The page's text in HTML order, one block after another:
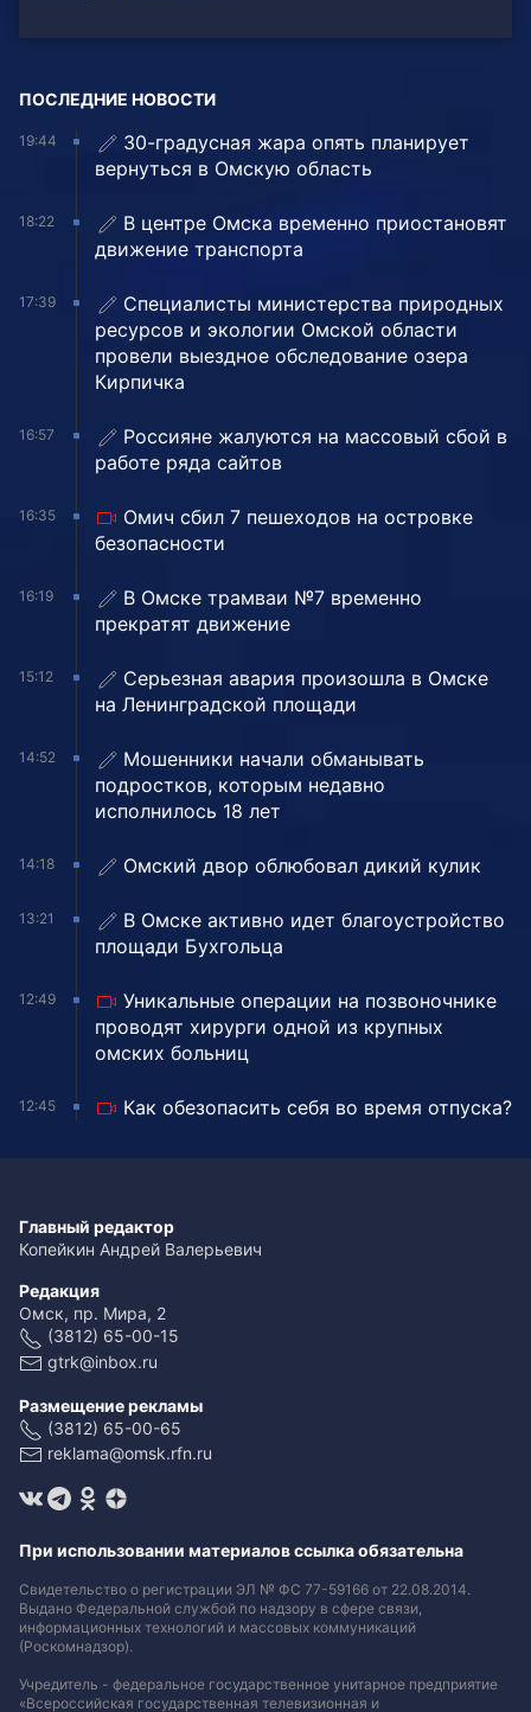
ПОСЛЕДНИЕ НОВОСТИ
19:44
30-градусная жара опять планирует
вернуться в Омскую область
18:22
В центре Омска временно приостановят
движение транспорта
17:39
Специалисты министерства природных
ресурсов и экологии Омской области
провели выездное обследование озера
Кирпичка
16:57
Россияне жалуются на массовый сбой в
работе ряда сайтов
16:35
Омич сбил 7 пешеходов на островке
безопасности
16:19
В Омске трамваи №7 временно
прекратят движение
15:12
Серьезная авария произошла в Омске
на Ленинградской площади
14:52
Мошенники начали обманывать
подростков, которым недавно
исполнилось 18 лет
14:18 Омский двор облюбовал дикий кулик
13:21
В Омске активно идет благоустройство
площади Бухгольца
12:49
Уникальные операции на позвоночнике
проводят хирурги одной из крупных
омских больниц
12:45 Как обезопасить себя во время отпуска?
Главный редактор
Копейкин Андрей Валерьевич
Редакция
Омск, пр. Мира, 2
(3812) 65-00-15
gtrk@inbox.ru
Размещение рекламы
(3812) 65-00-65
reklama@omsk.rfn.ru
При использовании материалов ссылка обязательна
Свидетельство о регистрации ЭЛ № ФС 77-59166 от 22.08.2014.
Выдано Федеральной службой по надзору в сфере связи,
информационных технологий и массовых коммуникаций
(Роскомнадзор).
Учредитель - федеральное государственное унитарное предприятие
«Всероссийская государственная телевизионная и